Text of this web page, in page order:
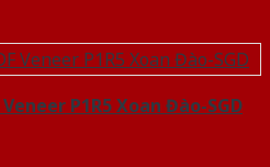
P1R5 Xoan Đào-SGD